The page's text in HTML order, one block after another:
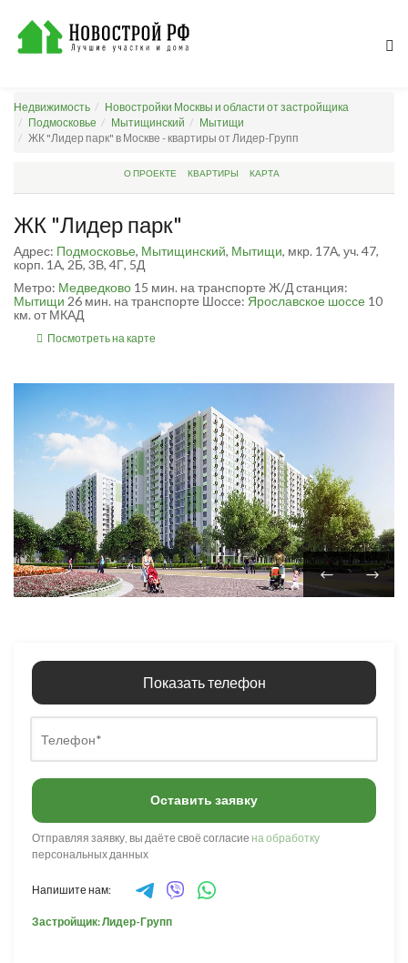
Недвижимость
Новостройки Москвы и области от застройщика
Подмосковье
Мытищинский
Мытищи
ЖК "Лидер парк" в Москве - квартиры от Лидер-Групп
О ПРОЕКТЕ КВАРТИРЫ КАРТА
ЖК "Лидер парк"
Адрес: Подмосковье, Мытищинский, Мытищи, мкр. 17А, уч. 47,
корп. 1А, 2Б, 3В, 4Г, 5Д
Метро: Медведково 15 мин. на транспорте Ж/Д станция:
Мытищи 26 мин. на транспорте Шоссе: Ярославское шоссе 10
км. от МКАД
Посмотреть на карте
Показать телефон
Оставить заявку
Отправляя заявку, вы даёте своё согласие на обработку
персональных данных
Напишите нам:
Застройщик: Лидер-Групп